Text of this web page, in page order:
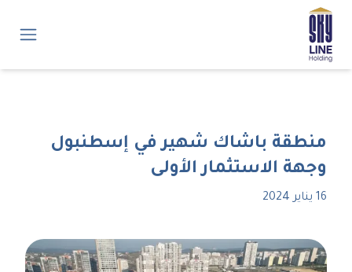
منطقة باشاك شهير في إسطنبول
وجهة الاستثمار الأولى
16 يناير 2024